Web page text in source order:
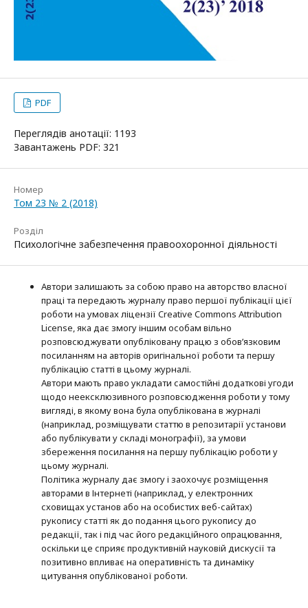
PDF
Переглядів анотації: 1193
Завантажень PDF: 321
Номер
Том 23 № 2 (2018)
Розділ
Психологічне забезпечення правоохоронної діяльності
Автори залишають за собою право на авторство власної
праці та передають журналу право першої публікації цієї
роботи на умовах ліцензії Creative Commons Attribution
License, яка дає змогу іншим особам вільно
розповсюджувати опубліковану працю з обов’язковим
посиланням на авторів оригінальної роботи та першу
публікацію статті в цьому журналі.
Автори мають право укладати самостійні додаткові угоди
щодо неексклюзивного розповсюдження роботи у тому
вигляді, в якому вона була опублікована в журналі
(наприклад, розміщувати статтю в репозитарії установи
або публікувати у складі монографії), за умови
збереження посилання на першу публікацію роботи у
цьому журналі.
Політика журналу дає змогу і заохочує розміщення
авторами в Інтернеті (наприклад, у електронних
сховищах установ або на особистих веб-сайтах)
рукопису статті як до подання цього рукопису до
редакції, так і під час його редакційного опрацювання,
оскільки це сприяє продуктивній науковій дискусії та
позитивно впливає на оперативність та динаміку
цитування опублікованої роботи.